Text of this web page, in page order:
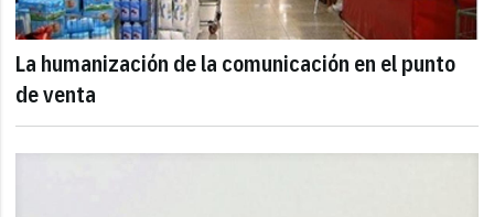
La humanización de la comunicación en el punto
de venta